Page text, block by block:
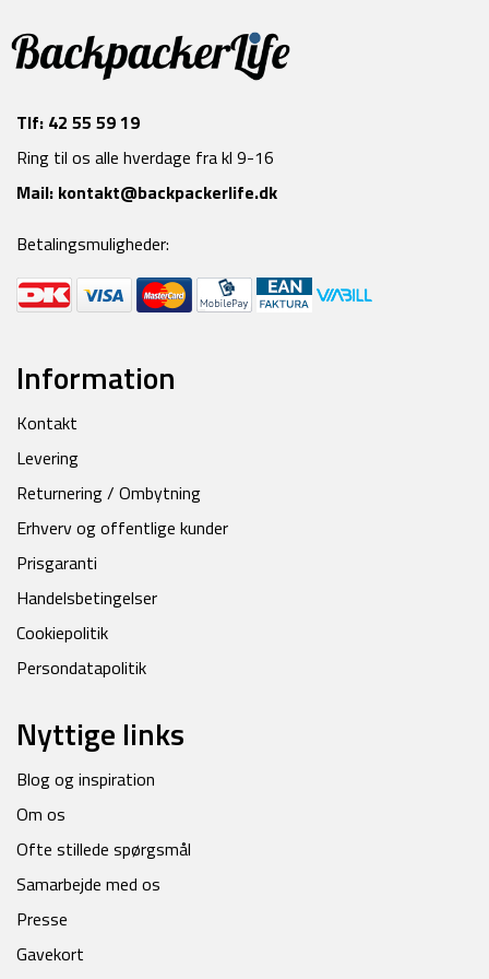
Tlf: 42 55 59 19
Ring til os alle hverdage fra kl 9-16
Mail: kontakt@backpackerlife.dk
Betalingsmuligheder:
Information
Kontakt
Levering
Returnering / Ombytning
Erhverv og offentlige kunder
Prisgaranti
Handelsbetingelser
Cookiepolitik
Persondatapolitik
Nyttige links
Blog og inspiration
Om os
Ofte stillede spørgsmål
Samarbejde med os
Presse
Gavekort